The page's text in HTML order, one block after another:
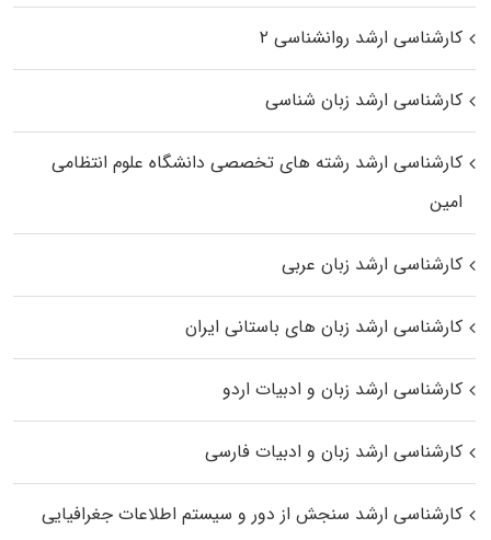
کارشناسی ارشد روانشناسی ۲
کارشناسی ارشد زبان شناسی
کارشناسی ارشد رﺷﺘﻪ ﻫﺎی تخصصی داﻧﺸﮕﺎه ﻋﻠﻮم انتظامی
اﻣﻴﻦ
کارشناسی ارشد زبان عربی
کارشناسی ارشد زبان‌ های باستانی ایران
کارشناسی ارشد زبان و ادبیات اردو
کارشناسی ارشد زبان و ادبیات فارسی
کارشناسی ارشد سنجش از دور و سیستم اطلاعات جغرافیایی